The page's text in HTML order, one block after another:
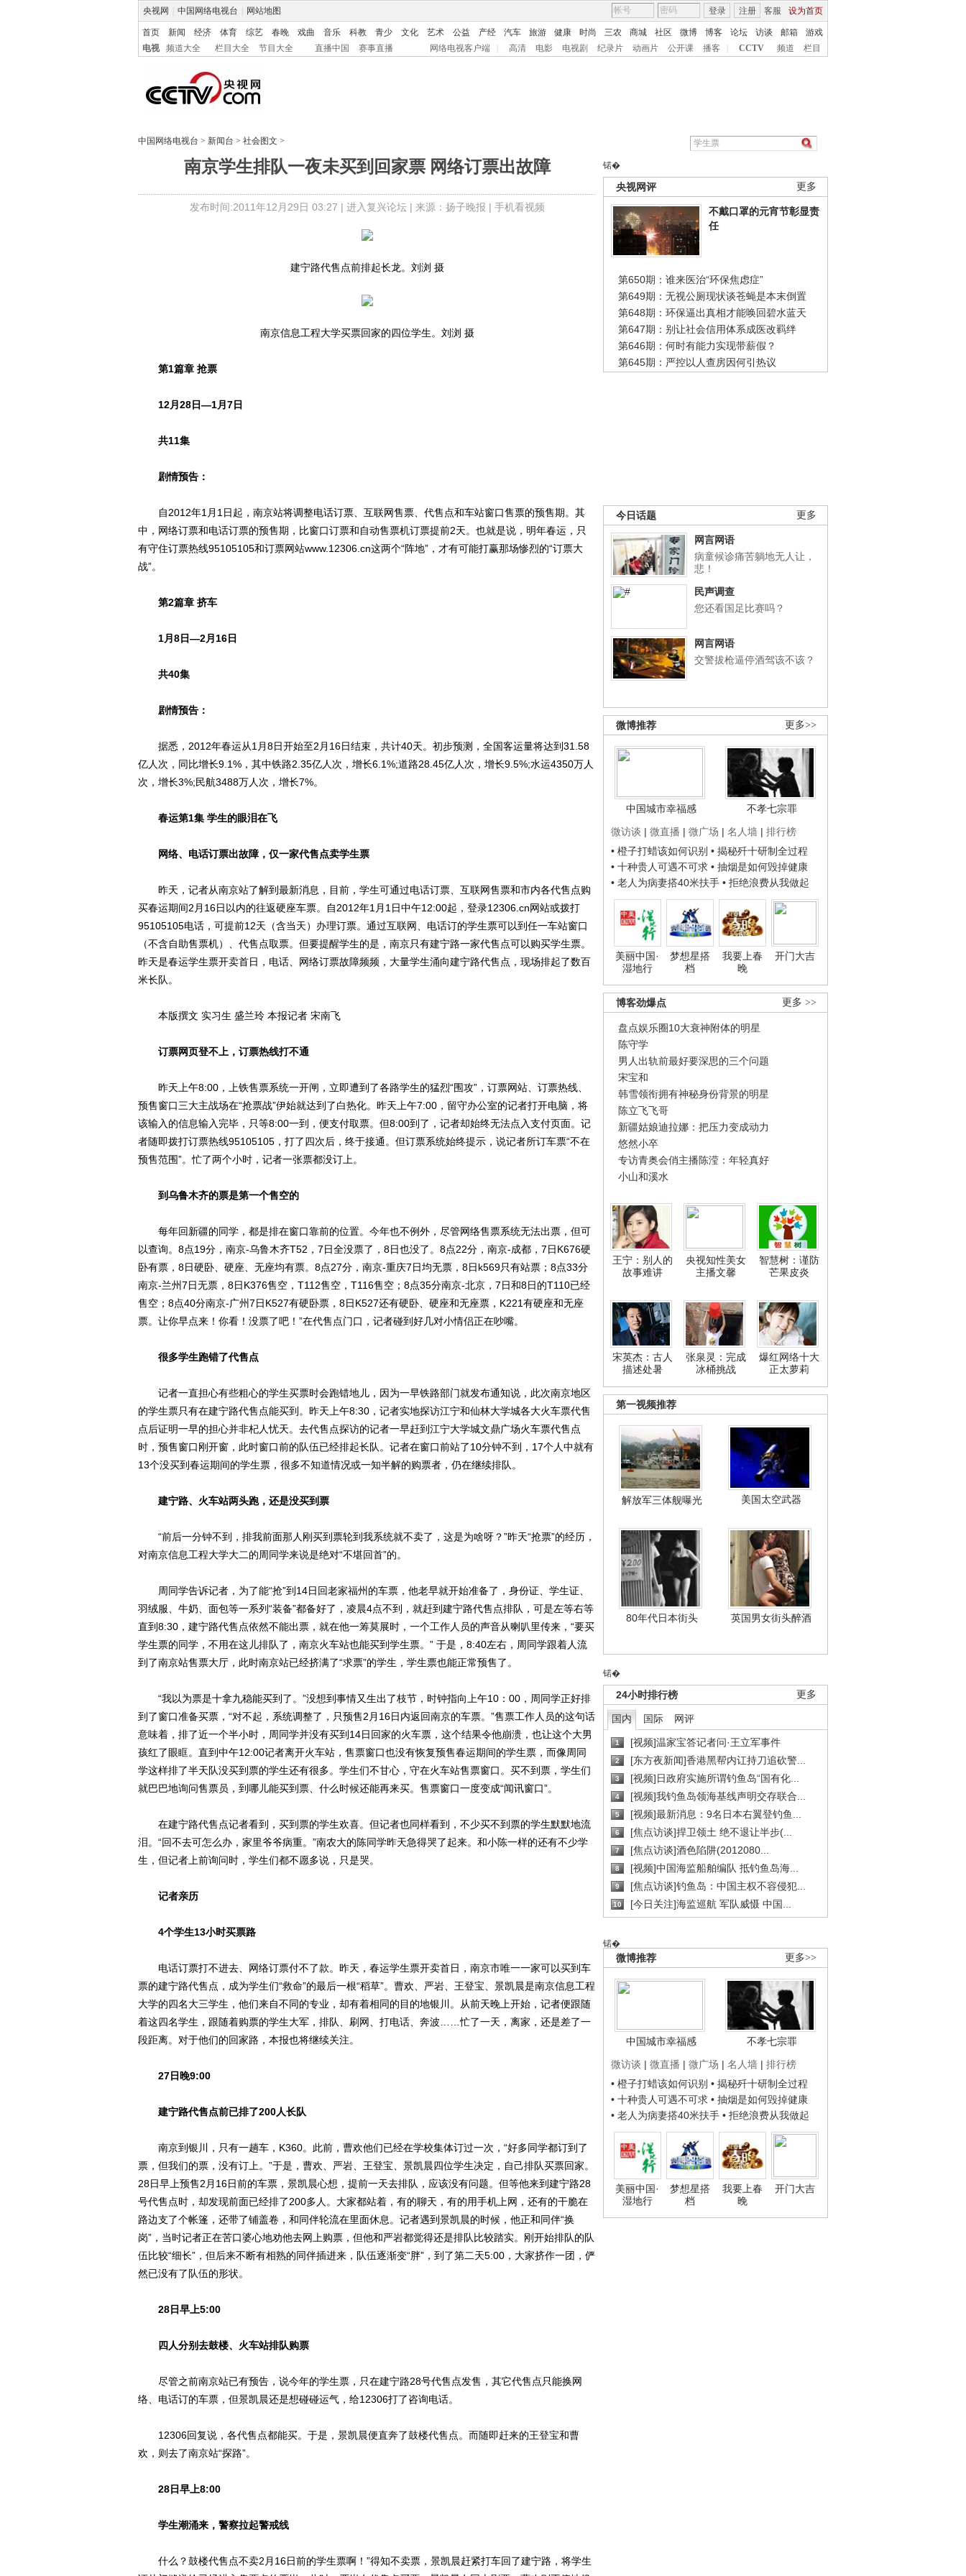
央视网 中国网络电视台 网站地图 客服 设为首页
登录 注册
首页 新闻 经济 体育 综艺 春晚 戏曲 音乐 科教 青少 文化 艺术 公益 产经 汽车 旅游 健康 时尚 三农 商城 社区 微博 博客 论坛 访谈 邮箱
游戏
电视
频道大全 栏目大全 节目大全 直播中国 赛事直播 网络电视客户端 高清 电影 电视剧 纪录片 动画片 公开课 播客 CCTV 频道 栏目
中国网络电视台 > 新闻台 > 社会图文 >
南京学生排队一夜未买到回家票 网络订票出故障
发布时间:2011年12月29日 03:27 | 进入复兴论坛| 来源：扬子晚报 | 手机看视频
锘�
更多
央视网评
不戴口罩的元宵节彰显责
任
第650期：谁来医治“环保焦虑症”
第649期：无视公厕现状谈苍蝇是本末倒置
第648期：环保逼出真相才能唤回碧水蓝天
第647期：别让社会信用体系成医改羁绊
第646期：何时有能力实现带薪假？
第645期：严控以人查房因何引热议
更多
今日话题
网言网语
病童候诊痛苦躺地无人让，
悲！
民声调查
您还看国足比赛吗？
网言网语
交警拔枪逼停酒驾该不该？
更多>>
微博推荐
中国城市幸福感
不孝七宗罪
微访谈 | 微直播 | 微广场 | 名人墙 | 排行榜
• 橙子打蜡该如何识别 • 揭秘歼十研制全过程
• 十种贵人可遇不可求 • 抽烟是如何毁掉健康
• 老人为病妻搭40米扶手 • 拒绝浪费从我做起
美丽中国·
湿地行
梦想星搭
档
我要上春
晚
开门大吉
更多 >>
博客劲爆点
盘点娱乐圈10大衰神附体的明星
陈守学
男人出轨前最好要深思的三个问题
宋宝和
韩雪领衔拥有神秘身份背景的明星
陈立飞飞哥
新疆姑娘迪拉娜：把压力变成动力
悠然小卒
专访青奥会俏主播陈滢：年轻真好
小山和溪水
王宁：别人的
故事难讲
央视知性美女
主播文馨
智慧树：谨防
芒果皮炎
宋英杰：古人
描述处暑
张泉灵：完成
冰桶挑战
爆红网络十大
正太萝莉
第一视频推荐
解放军三体舰曝光 美国太空武器
80年代日本街头 英国男女街头醉酒
锘�
更多
24小时排行榜
国内 国际 网评
1 [视频]温家宝答记者问·王立军事件
2 [东方夜新闻]香港黑帮内讧持刀追砍警...
3 [视频]日政府实施所谓钓鱼岛“国有化...
4 [视频]我钓鱼岛领海基线声明交存联合...
5 [视频]最新消息：9名日本右翼登钓鱼...
6 [焦点访谈]捍卫领土 绝不退让半步(...
7 [焦点访谈]酒色陷阱(2012080...
8 [视频]中国海监船舶编队 抵钓鱼岛海...
9 [焦点访谈]钓鱼岛：中国主权不容侵犯...
10 [今日关注]海监巡航 军队威慑 中国...
锘�
更多>>
微博推荐
中国城市幸福感
不孝七宗罪
微访谈 | 微直播 | 微广场 | 名人墙 | 排行榜
• 橙子打蜡该如何识别 • 揭秘歼十研制全过程
• 十种贵人可遇不可求 • 抽烟是如何毁掉健康
• 老人为病妻搭40米扶手 • 拒绝浪费从我做起
美丽中国·
湿地行
梦想星搭
档
我要上春
晚
开门大吉
建宁路代售点前排起长龙。刘浏 摄
南京信息工程大学买票回家的四位学生。刘浏 摄
第1篇章 抢票
12月28日—1月7日
共11集
剧情预告：
自2012年1月1日起，南京站将调整电话订票、互联网售票、代售点和车站窗口售票的预售期。其
中，网络订票和电话订票的预售期，比窗口订票和自动售票机订票提前2天。也就是说，明年春运，只
有守住订票热线95105105和订票网站www.12306.cn这两个“阵地”，才有可能打赢那场惨烈的“订票大
战”。
第2篇章 挤车
1月8日—2月16日
共40集
剧情预告：
据悉，2012年春运从1月8日开始至2月16日结束，共计40天。初步预测，全国客运量将达到31.58
亿人次，同比增长9.1%，其中铁路2.35亿人次，增长6.1%;道路28.45亿人次，增长9.5%;水运4350万人
次，增长3%;民航3488万人次，增长7%。
春运第1集 学生的眼泪在飞
网络、电话订票出故障，仅一家代售点卖学生票
昨天，记者从南京站了解到最新消息，目前，学生可通过电话订票、互联网售票和市内各代售点购
买春运期间2月16日以内的往返硬座车票。自2012年1月1日中午12:00起，登录12306.cn网站或拨打
95105105电话，可提前12天（含当天）办理订票。通过互联网、电话订的学生票可以到任一车站窗口
（不含自助售票机）、代售点取票。但要提醒学生的是，南京只有建宁路一家代售点可以购买学生票。
昨天是春运学生票开卖首日，电话、网络订票故障频频，大量学生涌向建宁路代售点，现场排起了数百
米长队。
本版撰文 实习生 盛兰玲 本报记者 宋南飞
订票网页登不上，订票热线打不通
昨天上午8:00，上铁售票系统一开闸，立即遭到了各路学生的猛烈“围攻”，订票网站、订票热线、
预售窗口三大主战场在“抢票战”伊始就达到了白热化。昨天上午7:00，留守办公室的记者打开电脑，将
该输入的信息输入完毕，只等8:00一到，便支付取票。但8:00到了，记者却始终无法点入支付页面。记
者随即拨打订票热线95105105，打了四次后，终于接通。但订票系统始终提示，说记者所订车票“不在
预售范围”。忙了两个小时，记者一张票都没订上。
到乌鲁木齐的票是第一个售空的
每年回新疆的同学，都是排在窗口靠前的位置。今年也不例外，尽管网络售票系统无法出票，但可
以查询。8点19分，南京-乌鲁木齐T52，7日全没票了，8日也没了。8点22分，南京-成都，7日K676硬
卧有票，8日硬卧、硬座、无座均有票。8点27分，南京-重庆7日均无票，8日k569只有站票；8点33分
南京-兰州7日无票，8日K376售空，T112售空，T116售空；8点35分南京-北京，7日和8日的T110已经
售空；8点40分南京-广州7日K527有硬卧票，8日K527还有硬卧、硬座和无座票，K221有硬座和无座
票。让你早点来！你看！没票了吧！”在代售点门口，记者碰到好几对小情侣正在吵嘴。
很多学生跑错了代售点
记者一直担心有些粗心的学生买票时会跑错地儿，因为一早铁路部门就发布通知说，此次南京地区
的学生票只有在建宁路代售点能买到。昨天上午8:30，记者实地探访江宁和仙林大学城各大火车票代售
点后证明一早的担心并非杞人忧天。去代售点探访的记者一早赶到江宁大学城文鼎广场火车票代售点
时，预售窗口刚开窗，此时窗口前的队伍已经排起长队。记者在窗口前站了10分钟不到，17个人中就有
13个没买到春运期间的学生票，很多不知道情况或一知半解的购票者，仍在继续排队。
建宁路、火车站两头跑，还是没买到票
“前后一分钟不到，排我前面那人刚买到票轮到我系统就不卖了，这是为啥呀？”昨天“抢票”的经历，
对南京信息工程大学大二的周同学来说是绝对“不堪回首”的。
周同学告诉记者，为了能“抢”到14日回老家福州的车票，他老早就开始准备了，身份证、学生证、
羽绒服、牛奶、面包等一系列“装备”都备好了，凌晨4点不到，就赶到建宁路代售点排队，可是左等右等
直到8:30，建宁路代售点依然不能出票，就在他一筹莫展时，一个工作人员的声音从喇叭里传来，“要买
学生票的同学，不用在这儿排队了，南京火车站也能买到学生票。” 于是，8:40左右，周同学跟着人流
到了南京站售票大厅，此时南京站已经挤满了“求票”的学生，学生票也能正常预售了。
“我以为票是十拿九稳能买到了。”没想到事情又生出了枝节，时钟指向上午10：00，周同学正好排
到了窗口准备买票，“对不起，系统调整了，只预售2月16日内返回南京的车票。”售票工作人员的这句话
意味着，排了近一个半小时，周同学并没有买到14日回家的火车票，这个结果令他崩溃，也让这个大男
孩红了眼眶。直到中午12:00记者离开火车站，售票窗口也没有恢复预售春运期间的学生票，而像周同
学这样排了半天队没买到票的学生还有很多。学生们不甘心，守在火车站售票窗口。买不到票，学生们
就巴巴地询问售票员，到哪儿能买到票、什么时候还能再来买。售票窗口一度变成“闻讯窗口”。
在建宁路代售点记者看到，买到票的学生欢喜。但记者也同样看到，不少买不到票的学生默默地流
泪。“回不去可怎么办，家里爷爷病重。”南农大的陈同学昨天急得哭了起来。和小陈一样的还有不少学
生，但记者上前询问时，学生们都不愿多说，只是哭。
记者亲历
4个学生13小时买票路
电话订票打不进去、网络订票付不了款。昨天，春运学生票开卖首日，南京市唯一一家可以买到车
票的建宁路代售点，成为学生们“救命”的最后一根“稻草”。曹欢、严岩、王登宝、景凯晨是南京信息工程
大学的四名大三学生，他们来自不同的专业，却有着相同的目的地银川。从前天晚上开始，记者便跟随
着这四名学生，跟随着购票的学生大军，排队、刷网、打电话、奔波……忙了一天，离家，还是差了一
段距离。对于他们的回家路，本报也将继续关注。
27日晚9:00
建宁路代售点前已排了200人长队
南京到银川，只有一趟车，K360。此前，曹欢他们已经在学校集体订过一次，“好多同学都订到了
票，但我们的票，没有订上。”于是，曹欢、严岩、王登宝、景凯晨四位学生决定，自己排队买票回家。
28日早上预售2月16日前的车票，景凯晨心想，提前一天去排队，应该没有问题。但等他来到建宁路28
号代售点时，却发现前面已经排了200多人。大家都站着，有的聊天，有的用手机上网，还有的干脆在
路边支了个帐篷，还带了铺盖卷，和同伴轮流在里面休息。记者遇到景凯晨的时候，他正和同伴“换
岗”，当时记者正在苦口婆心地劝他去网上购票，但他和严岩都觉得还是排队比较踏实。刚开始排队的队
伍比较“细长”，但后来不断有相熟的同伴插进来，队伍逐渐变“胖”，到了第二天5:00，大家挤作一团，俨
然已没有了队伍的形状。
28日早上5:00
四人分别去鼓楼、火车站排队购票
尽管之前南京站已有预告，说今年的学生票，只在建宁路28号代售点发售，其它代售点只能换网
络、电话订的车票，但景凯晨还是想碰碰运气，给12306打了咨询电话。
12306回复说，各代售点都能买。于是，景凯晨便直奔了鼓楼代售点。而随即赶来的王登宝和曹
欢，则去了南京站“探路”。
28日早上8:00
学生潮涌来，警察拉起警戒线
什么？鼓楼代售点不卖2月16日前的学生票啊！”得知不卖票，景凯晨赶紧打车回了建宁路，将学生